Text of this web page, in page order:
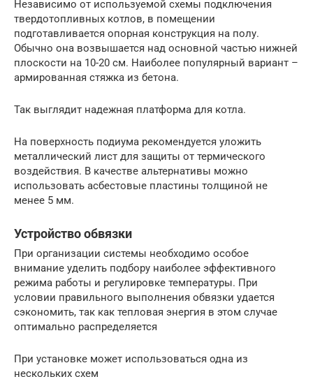
Независимо от используемой схемы подключения
твердотопливных котлов, в помещении
подготавливается опорная конструкция на полу.
Обычно она возвышается над основной частью нижней
плоскости на 10-20 см. Наиболее популярный вариант –
армированная стяжка из бетона.
Так выглядит надежная платформа для котла.
На поверхность подиума рекомендуется уложить
металлический лист для защиты от термического
воздействия. В качестве альтернативы можно
использовать асбестовые пластины толщиной не
менее 5 мм.
Устройство обвязки
При организации системы необходимо особое
внимание уделить подбору наиболее эффективного
режима работы и регулировке температуры. При
условии правильного выполнения обвязки удается
сэкономить, так как тепловая энергия в этом случае
оптимально распределяется
При установке может использоваться одна из
нескольких схем